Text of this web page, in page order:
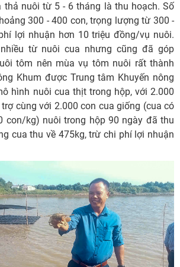
thả nuôi từ 5 - 6 tháng là thu hoạch. Số
300 - 400 con, trọng lượng từ 300 -
lợi nhuận hơn 10 triệu đồng/vụ nuôi.
từ nuôi cua nhưng cũng đã góp
tôm nên mùa vụ tôm nuôi rất thành
Khum được Trung tâm Khuyến nông
hình nuôi cua thịt trong hộp, với 2.000
cùng với 2.000 con cua giống (cua có
con/kg) nuôi trong hộp 90 ngày đã thu
cua thu về 475kg, trừ chi phí lợi nhuận